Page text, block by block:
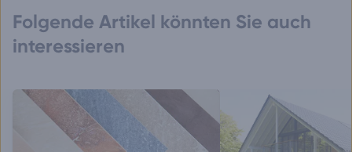
Folgende Artikel könnten Sie auch
interessieren